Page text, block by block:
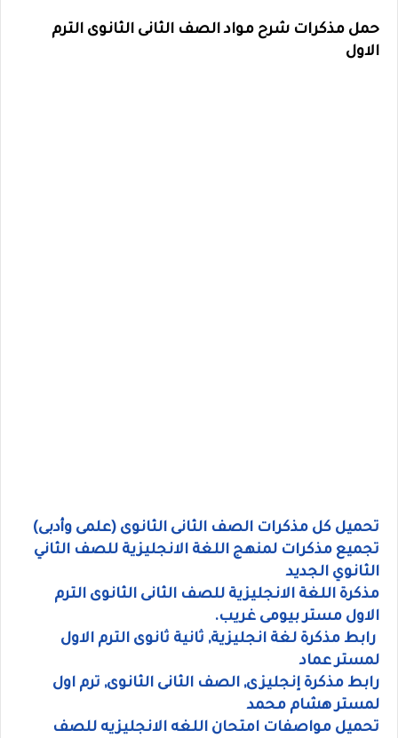
حمل مذكرات شرح مواد الصف الثانى الثانوى الترم
الاول
تحميل كل مذكرات الصف الثانى الثانوى (علمى وأدبى)
تجميع مذكرات لمنهج اللغة الانجليزية للصف الثاني
الثانوي الجديد
مذكرة اللغة الانجليزية للصف الثانى الثانوى الترم
الاول مستر بيومى غريب.
رابط مذكرة لغة انجليزية, ثانية ثانوى الترم الاول
لمستر عماد
رابط مذكرة إنجليزى, الصف الثانى الثانوى, ترم اول
لمستر هشام محمد
تحميل مواصفات امتحان اللغه الانجليزيه للصف